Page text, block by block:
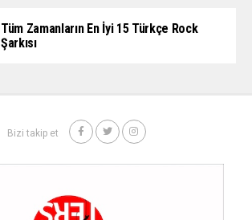
Tüm Zamanların En İyi 15 Türkçe Rock
Şarkısı
Bizi takip et